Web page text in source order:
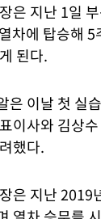
은 지난 1일
차에 탑승해
된다.
은 이날 첫 실
이사와 김상
했다.
은 지난 2019